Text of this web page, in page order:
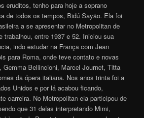
eruditos, tenho para hoje a soprano
de todos os tempos, Bidú Sayão. Ela foi
a se apresentar no Metropolitan de
trabalhou, entre 1937 e 52. Iniciou sua
indo estudar na França com Jean
para Roma, onde teve contato e novas
Gemma Bellincioni, Marcel Journet, Titta
da ópera italiana. Nos anos trinta foi a
Unidos e por lá acabou ficando,
carreira. No Metropolitan ela participou de
que 31 delas interpretando Mimi,